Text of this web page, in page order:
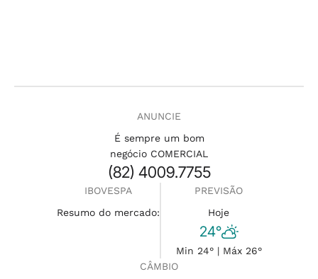
ANUNCIE
É sempre um bom
negócio COMERCIAL
(82) 4009.7755
IBOVESPA
Resumo do mercado:
PREVISÃO
Hoje
24°
Min 24° | Máx 26°
CÂMBIO